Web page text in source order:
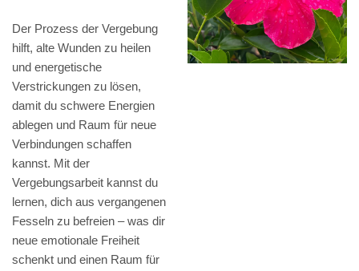
Der Prozess der Vergebung
hilft, alte Wunden zu heilen
und energetische
Verstrickungen zu lösen,
damit du schwere Energien
ablegen und Raum für neue
Verbindungen schaffen
kannst. Mit der
Vergebungsarbeit kannst du
lernen, dich aus vergangenen
Fesseln zu befreien – was dir
neue emotionale Freiheit
schenkt und einen Raum für